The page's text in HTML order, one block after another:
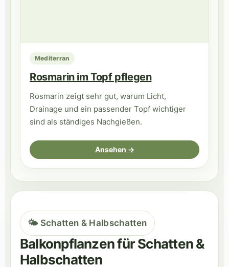
Mediterran
Rosmarin im Topf pflegen
Rosmarin zeigt sehr gut, warum Licht,
Drainage und ein passender Topf wichtiger
sind als ständiges Nachgießen.
Ansehen →
🌤️ Schatten & Halbschatten
Balkonpflanzen für Schatten &
Halbschatten